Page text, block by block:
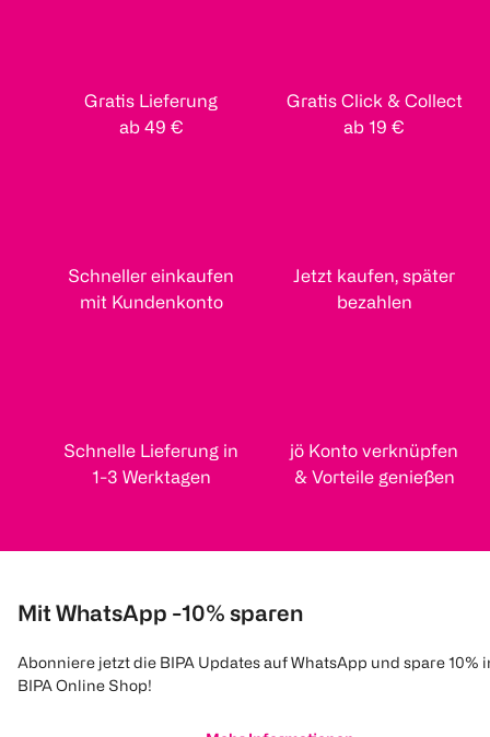
Gratis Lieferung
ab 49 €
Gratis Click & Collect
ab 19 €
Schneller einkaufen
mit Kundenkonto
Jetzt kaufen, später
bezahlen
Schnelle Lieferung in
1-3 Werktagen
jö Konto verknüpfen
& Vorteile genießen
Mit WhatsApp -10% sparen
Abonniere jetzt die BIPA Updates auf WhatsApp und spare 10%
BIPA Online Shop!